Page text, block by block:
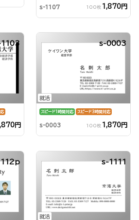
s-1107 100枚 1,870円
円
就活
s-0003
スピード1時間対応 スピード3時間対応
s-0003 100枚 1,870円
就活
s-1111